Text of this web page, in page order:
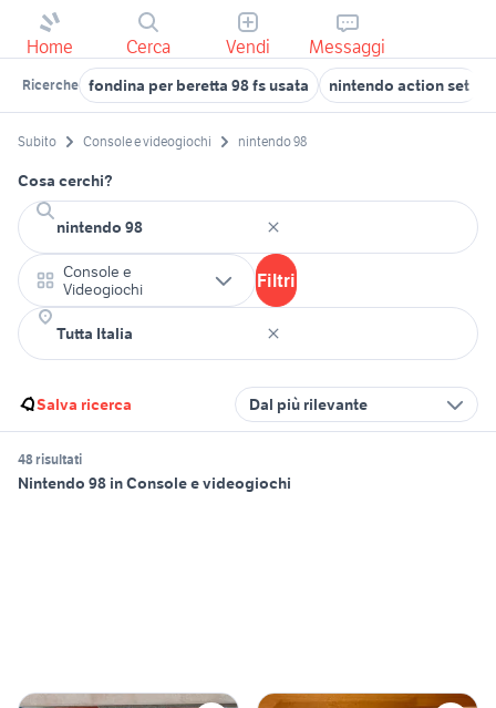
Home Cerca Vendi Messaggi
Ricerche fondina per beretta 98 fs usata nintendo action set
Subito Console e videogiochi nintendo 98
Cosa cerchi?
Console e
Videogiochi
Filtri
Salva ricerca Dal più rilevante
48 risultati
Nintendo 98 in Console e videogiochi